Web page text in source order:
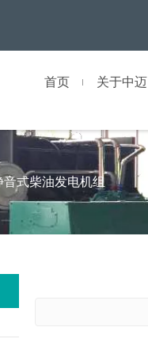
首页 关于中迈
音式柴油发电机组